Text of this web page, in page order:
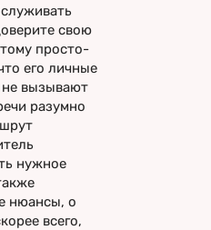
свою
просто-
его личные
не вызывают
разумно
нужное
нюансы, о
всего,